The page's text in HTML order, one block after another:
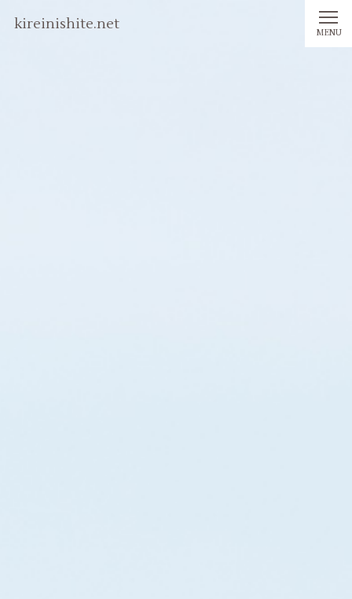
kireinishite.net